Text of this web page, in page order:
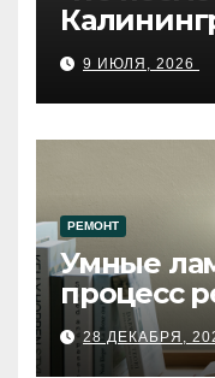
9 ИЮЛЯ, 2026
РЕМОНТ
Умные
процесс
28 ДЕКАБРЯ,